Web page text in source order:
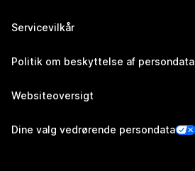
Servicevilkår
Politik om beskyttelse af persondata
Websiteoversigt
Dine valg vedrørende persondata